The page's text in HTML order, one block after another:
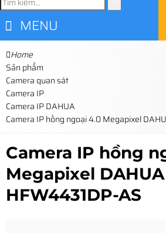
MENU
Home
Sản phẩm
Camera quan sát
Camera IP
Camera IP DAHUA
Camera IP hồng ngoại 4.0 Megapixel
Camera IP hồng
Megapixel
HFW4431DP-AS